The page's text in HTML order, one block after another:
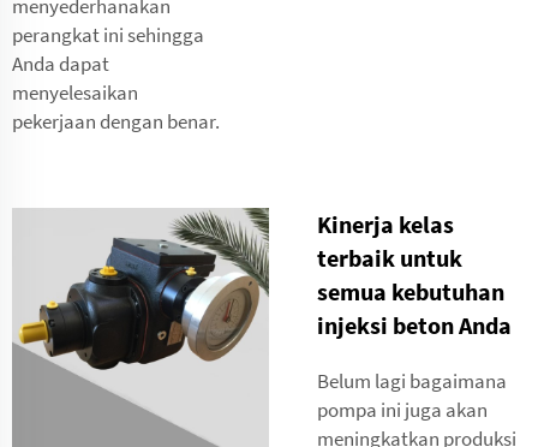
menyederhanakan
perangkat ini sehingga
Anda dapat
menyelesaikan
pekerjaan dengan benar.
Kinerja kelas
terbaik untuk
semua kebutuhan
injeksi beton Anda
Belum lagi bagaimana
pompa ini juga akan
meningkatkan produksi